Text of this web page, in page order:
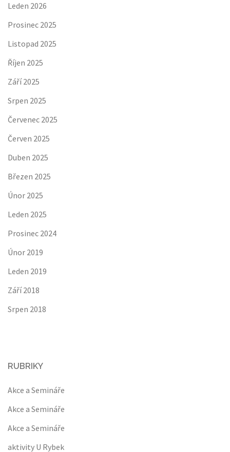
Leden 2026
Prosinec 2025
Listopad 2025
Říjen 2025
Září 2025
Srpen 2025
Červenec 2025
Červen 2025
Duben 2025
Březen 2025
Únor 2025
Leden 2025
Prosinec 2024
Únor 2019
Leden 2019
Září 2018
Srpen 2018
RUBRIKY
Akce a Semináře
Akce a Semináře
Akce a Semináře
aktivity U Rybek